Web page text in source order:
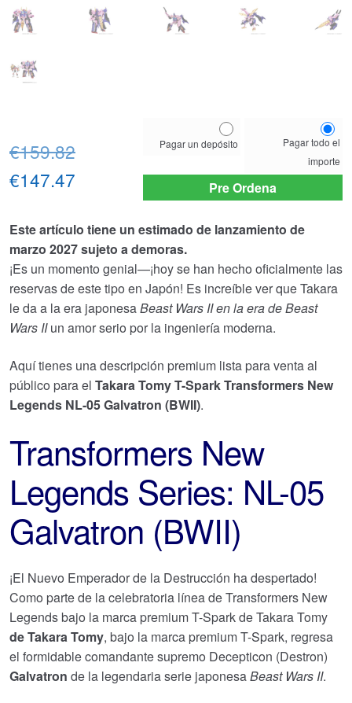
yourPagar un depósito
Pagar todo el
importe
Pre Ordena
€159.82El
era:
€159.82.
€147.47
actual
es:
€147.47.
Este artículo tiene un estimado de lanzamiento de
marzo 2027 sujeto a demoras.
¡Es un momento genial—¡hoy se han hecho oficialmente las
reservas de este tipo en Japón! Es increíble ver que Takara
le da a la era japonesaBeast Wars II en la era de Beast
Wars IIun amor serio por la ingeniería moderna.
Aquí tienes una descripción premium lista para venta al
público para el Takara Tomy T-Spark Transformers New
Legends NL-05 Galvatron (BWII).
Transformers New
Legends Series: NL-05
Galvatron (BWII)
¡El Nuevo Emperador de la Destrucción ha despertado!
Como parte de la celebratoria línea de Transformers New
Legends bajo la marca premium T-Spark de Takara Tomy
de Takara Tomy, bajo la marca premium T-Spark, regresa
el formidable comandante supremo Decepticon (Destron)
Galvatron de la legendaria serie japonesaBeast Wars II.